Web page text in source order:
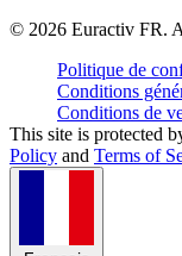
© 2026 Euractiv FR.
Politique de
Conditions
Conditions de
This site is protected
Policy and Terms of